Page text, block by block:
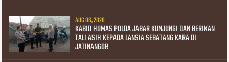
AUG 06, 2026
KABID HUMAS POLDA JABAR KUNJUNGI DAN BERIKAN
TALI ASIH KEPADA LANSIA SEBATANG KARA DI
JATINANGOR